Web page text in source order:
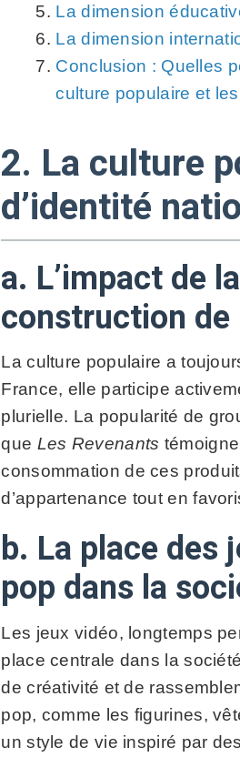
La dimension
La dimension
Conclusion : Quelles
culture populaire et
2. La culture
d’identité
a. L’impact de
construction
La culture populaire a
France, elle participe
plurielle. La popularité de
que Les Revenants
consommation de ces
d’appartenance tout en
b. La place des
pop dans la
Les jeux vidéo, longtemps
place centrale dans la
de créativité et de
pop, comme les figurines,
un style de vie inspiré par